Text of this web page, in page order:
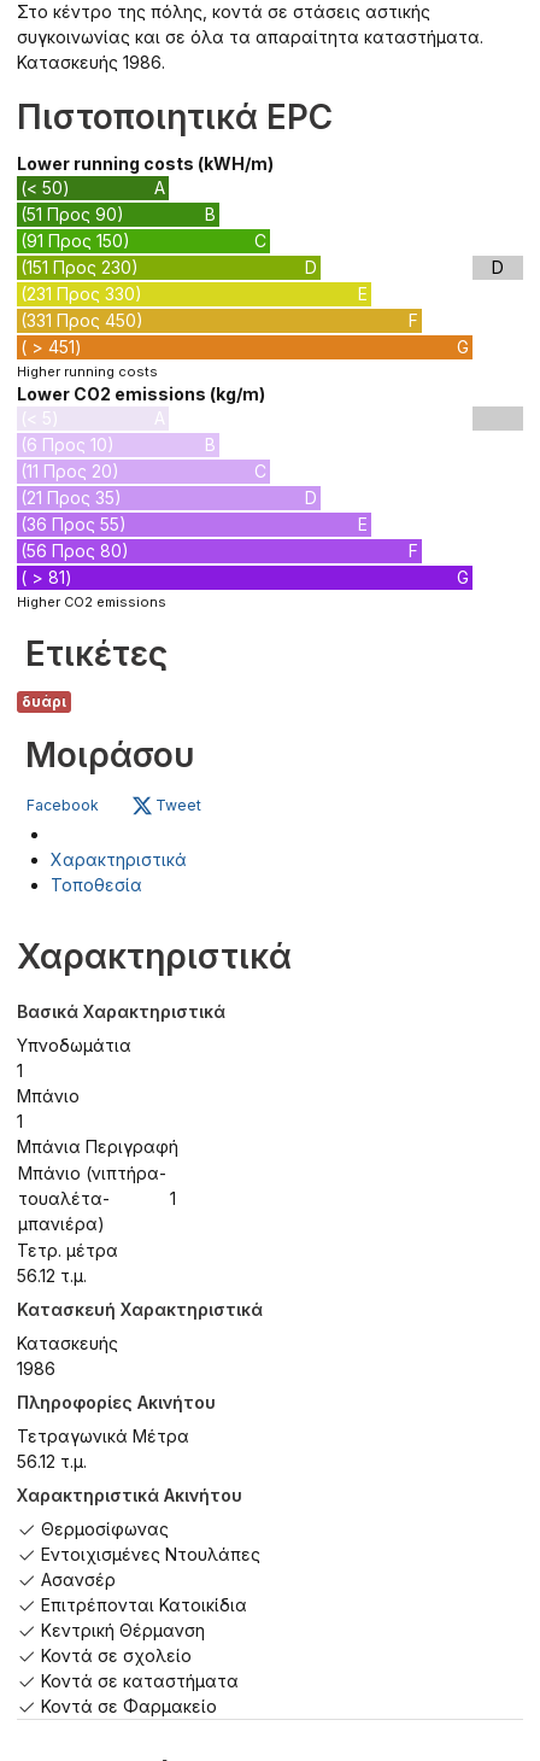
Στο κέντρο της πόλης, κοντά σε στάσεις αστικής
συγκοινωνίας και σε όλα τα απαραίτητα καταστήματα.
Κατασκευής 1986.
Πιστοποιητικά EPC
Lower running costs (kWH/m)
(< 50)
A
(51 Προς 90)
B
(91 Προς 150)
C
(151 Προς 230)
D
(231 Προς 330)
E
(331 Προς 450)
F
( > 451)
G
D
Higher running costs
Lower CO2 emissions (kg/m)
(< 5)
A
(6 Προς 10)
B
(11 Προς 20)
C
(21 Προς 35)
D
(36 Προς 55)
E
(56 Προς 80)
F
( > 81)
G
Higher CO2 emissions
Ετικέτες
δυάρι
Μοιράσου
Facebook Tweet
Χαρακτηριστικά
Τοποθεσία
Χαρακτηριστικά
Βασικά Χαρακτηριστικά
Υπνοδωμάτια
1
Μπάνιο
1
Μπάνια Περιγραφή
Μπάνιο (νιπτήρα-
τουαλέτα-
μπανιέρα)
1
Τετρ. μέτρα
56.12 τ.μ.
Κατασκευή Χαρακτηριστικά
Κατασκευής
1986
Πληροφορίες Ακινήτου
Τετραγωνικά Μέτρα
56.12 τ.μ.
Χαρακτηριστικά Ακινήτου
Θερμοσίφωνας
Εντοιχισμένες Ντουλάπες
Ασανσέρ
Επιτρέπονται Κατοικίδια
Κεντρική Θέρμανση
Κοντά σε σχολείο
Κοντά σε καταστήματα
Κοντά σε Φαρμακείο